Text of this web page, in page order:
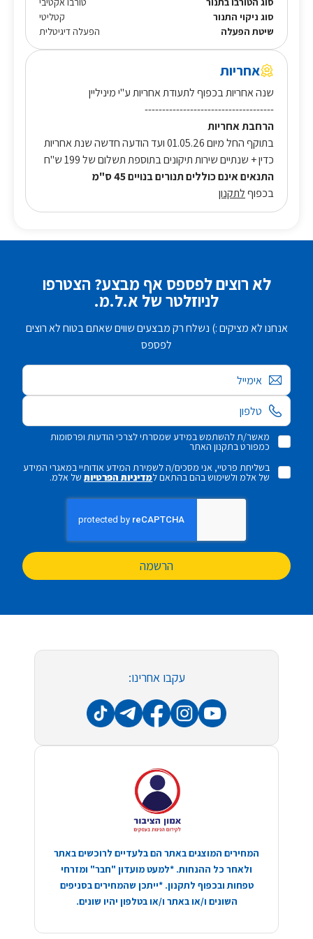
סוג ניקוי התנור
קטליטי
שיטת הפעלה
הפעלה דיגיטלית
אחריות
שנה אחריות בכפוף לתעודת אחריות ע"י מיניליין
-------------------------------------
הרחבת אחריות
בתוקף החל מיום 01.05.26 ועד הודעה חדשה שנת אחריות
כדין + שנתיים שירות תיקונים בתוספת תשלום של 199 ש"ח
התנאים אינם כוללים תנורים בנויים 45 ס"מ
בכפוףלתקנון
לא רוצים לפספס אף מבצע? הצטרפו
לניוזלטר של א.ל.מ.
אנחנו לא מציקים :) נשלח רק מבצעים שווים שאתם בטוח לא רוצים
לפספס
אימייל
מאשר/ת להשתמש במידע שמסרתי לצרכי הודעות ופרסומות
כמפורט בתקנון האתר
בשליחת פרטיי, אני מסכים/ה לשמירת המידע אודותיי במאגרי המידע
של אלמ ולשימוש בהם בהתאם למדיניות הפרטיותשל אלמ.
הרשמה
עקבו אחרינו:
המחירים המוצגים באתר הם בלעדיים לרוכשים באתר
ולאחר כל ההנחות. *למעט מועדון "חבר" ומזרחי
טפחות ובכפוף לתקנון. *ייתכן שהמחירים בסניפים
השונים ו/או באתר ו/או בטלפון יהיו שונים.